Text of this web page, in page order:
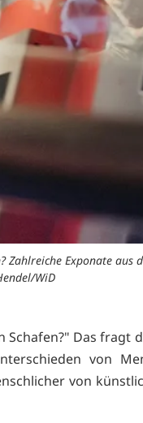
Exponate
WiD
Das fragt
von
von